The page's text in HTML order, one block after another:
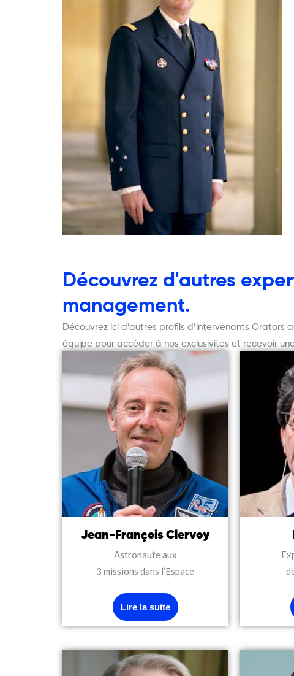
Découvrez d'autres
management.
Découvrez ici d’autres profils d’intervenants
équipe pour accéder à nos exclusivités et recevoir
Jean-François Clervoy
Astronaute aux
3 missions dans l’Espace
Lire la suite